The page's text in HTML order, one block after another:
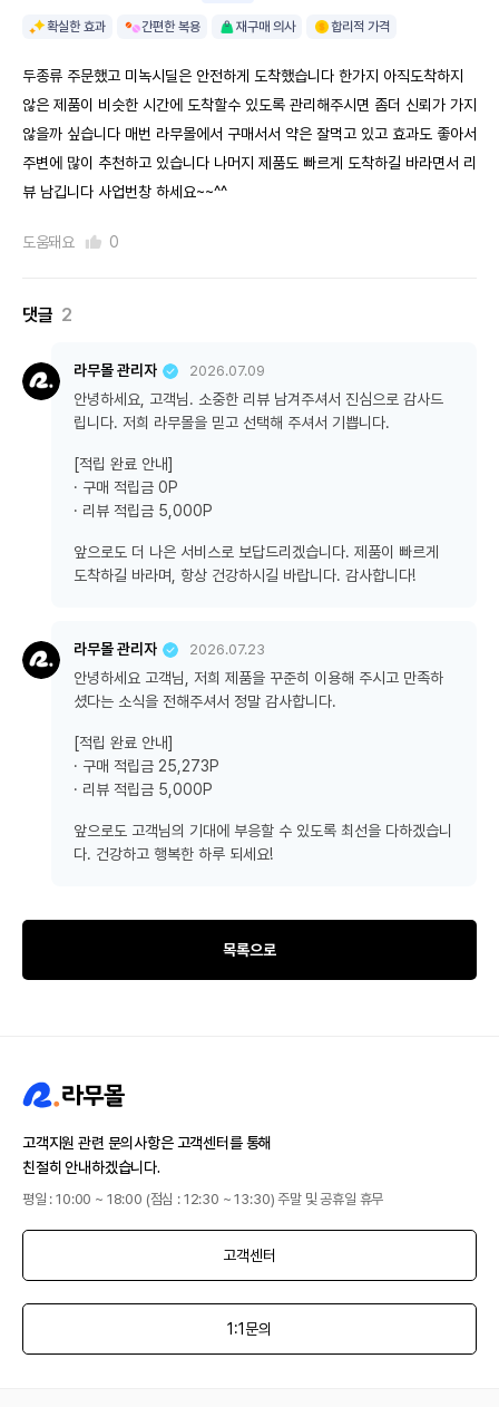
확실한 효과 간편한 복용 재구매 의사 합리적 가격
두종류 주문했고 미녹시딜은 안전하게 도착했습니다 한가지 아직도착하지
않은 제품이 비슷한 시간에 도착할수 있도록 관리해주시면 좀더 신뢰가 가지
않을까 싶습니다 매번 라무몰에서 구매서서 약은 잘먹고 있고 효과도 좋아서
주변에 많이 추천하고 있습니다 나머지 제품도 빠르게 도착하길 바라면서 리
뷰 남깁니다 사업번창 하세요~~^^
도움돼요 0
댓글 2
라무몰 관리자 2026.07.09
안녕하세요, 고객님. 소중한 리뷰 남겨주셔서 진심으로 감사드
립니다. 저희 라무몰을 믿고 선택해 주셔서 기쁩니다.
[적립 완료 안내]
· 구매 적립금 0P
· 리뷰 적립금 5,000P
앞으로도 더 나은 서비스로 보답드리겠습니다. 제품이 빠르게
도착하길 바라며, 항상 건강하시길 바랍니다. 감사합니다!
라무몰 관리자 2026.07.23
안녕하세요 고객님, 저희 제품을 꾸준히 이용해 주시고 만족하
셨다는 소식을 전해주셔서 정말 감사합니다.
[적립 완료 안내]
· 구매 적립금 25,273P
· 리뷰 적립금 5,000P
앞으로도 고객님의 기대에 부응할 수 있도록 최선을 다하겠습니
다. 건강하고 행복한 하루 되세요!
목록으로
고객지원 관련 문의사항은 고객센터를 통해
친절히 안내하겠습니다.
평일 : 10:00 ~ 18:00 (점심 : 12:30 ~ 13:30) 주말 및 공휴일 휴무
고객센터
1:1문의